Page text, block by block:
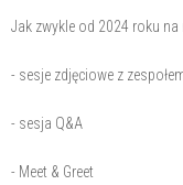
Jak zwykle od 2024 roku na
- sesje zdjęciowe z
- sesja Q&A
- Meet & Greet